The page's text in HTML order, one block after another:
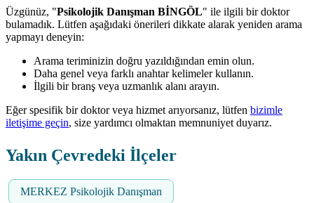
Üzgünüz, "Psikolojik Danışman BİNGÖL" ile ilgili bir doktor
bulamadık. Lütfen aşağıdaki önerileri dikkate alarak yeniden arama
yapmayı deneyin:
Arama teriminizin doğru yazıldığından emin olun.
Daha genel veya farklı anahtar kelimeler kullanın.
İlgili bir branş veya uzmanlık alanı arayın.
Eğer spesifik bir doktor veya hizmet arıyorsanız, lütfen bizimle
iletişime geçin, size yardımcı olmaktan memnuniyet duyarız.
Yakın Çevredeki İlçeler
MERKEZ Psikolojik Danışman